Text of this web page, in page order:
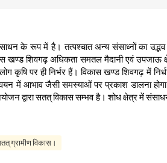
के रूप में है। तत्पश्चात अन्य संसाध्नों का उद्भव
खण्ड शिवगढ़ अधिकता समतल मैदानी एवं उपजाऊ
कृषि पर ही निर्भर हैं। विकास खण्ड शिवगढ़ में
में आभाव जैसी समस्याओं पर प्रकाश डालना
द्वारा सतत् विकास सम्भव है। शोध क्षेत्र में
ग्रामीण विकास।